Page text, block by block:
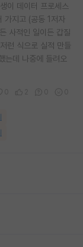
이 데이터 프로세스
가지고 (공동 1저자
사적인 일이든 갑질
런 식으로 실적 만들
는데 나중에 들려오